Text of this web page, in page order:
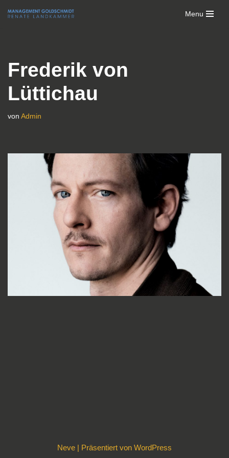
Menu
Frederik von
Lüttichau
von Admin
Neve | Präsentiert von WordPress